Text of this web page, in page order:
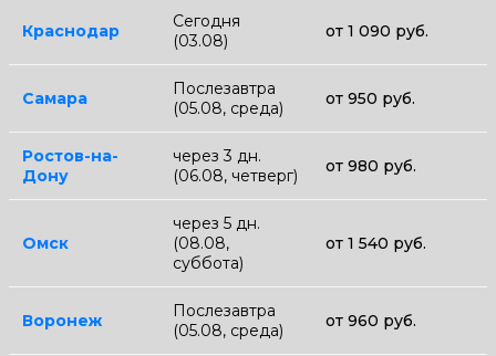
Краснодар
Сегодня
(03.08)
от 1 090 руб.
Самара
Послезавтра
(05.08, среда)
от 950 руб.
Ростов-на-
Дону
через 3 дн.
(06.08, четверг)
от 980 руб.
Омск
через 5 дн.
(08.08,
суббота)
от 1 540 руб.
Воронеж
Послезавтра
(05.08, среда)
от 960 руб.